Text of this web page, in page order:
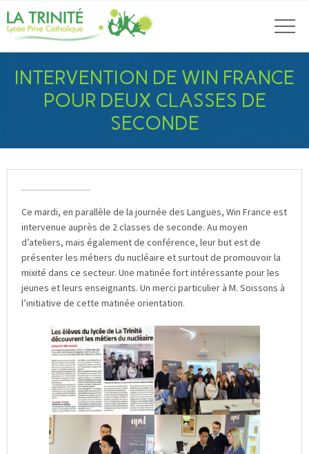
INTERVENTION DE WIN FRANCE
POUR DEUX CLASSES DE
SECONDE
Ce mardi, en parallèle de la journée des Langues, Win France est
intervenue auprès de 2 classes de seconde. Au moyen
d’ateliers, mais également de conférence, leur but est de
présenter les métiers du nucléaire et surtout de promouvoir la
mixité dans ce secteur. Une matinée fort intéressante pour les
jeunes et leurs enseignants. Un merci particulier à M. Soissons à
l’initiative de cette matinée orientation.